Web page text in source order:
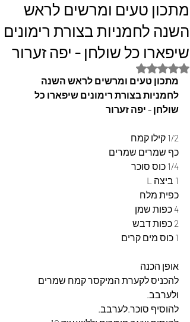
מתכון טעים ומרשים לראש
השנה לחמניות בצורת רימונים
שיפארו כל שולחן - יפה זערור
דירוג של NaN מתוך 5 כוכבים
מתכון טעים ומרשים לראש השנה
לחמניות בצורת רימונים שיפארו כל
שולחן - יפה זערור
1/2 קילו קמח
כף שמרים שמרים
1/4 כוס סוכר
1 ביצה L
כפית מלח
4 כפות שמן
2 כפות דבש
1 כוס מים קרים
אופן הכנה
להכניס לקערת המיקסר קמח שמרים
ולערבב.
להוסיף סוכר.לערבב.